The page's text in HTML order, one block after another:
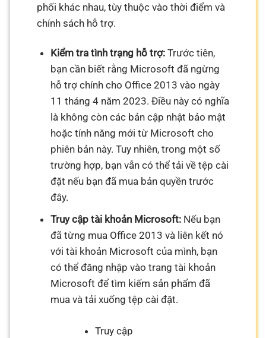
phối khác nhau, tùy thuộc vào thời điểm và
chính sách hỗ trợ.
Kiểm tra tình trạng hỗ trợ:Trước tiên,
bạn cần biết rằng Microsoft đã ngừng
hỗ trợ chính cho Office 2013 vào ngày
11 tháng 4 năm 2023. Điều này có nghĩa
là không còn các bản cập nhật bảo mật
hoặc tính năng mới từ Microsoft cho
phiên bản này. Tuy nhiên, trong một số
trường hợp, bạn vẫn có thể tải về tệp cài
đặt nếu bạn đã mua bản quyền trước
đây.
Truy cập tài khoản Microsoft:Nếu bạn
đã từng mua Office 2013 và liên kết nó
với tài khoản Microsoft của mình, bạn
có thể đăng nhập vào trang tài khoản
Microsoft để tìm kiếm sản phẩm đã
mua và tải xuống tệp cài đặt.
Truy cập